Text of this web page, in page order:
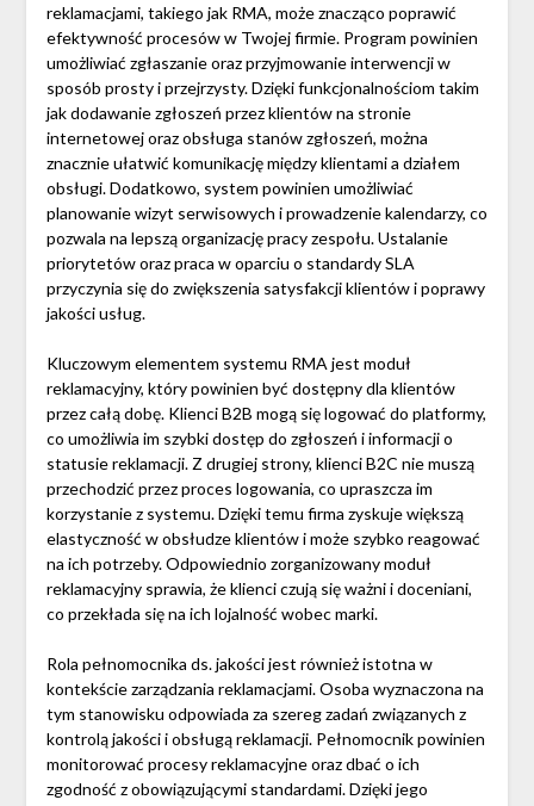
reklamacjami, takiego jak RMA, może znacząco poprawić
efektywność procesów w Twojej firmie. Program powinien
umożliwiać zgłaszanie oraz przyjmowanie interwencji w
sposób prosty i przejrzysty. Dzięki funkcjonalnościom takim
jak dodawanie zgłoszeń przez klientów na stronie
internetowej oraz obsługa stanów zgłoszeń, można
znacznie ułatwić komunikację między klientami a działem
obsługi. Dodatkowo, system powinien umożliwiać
planowanie wizyt serwisowych i prowadzenie kalendarzy, co
pozwala na lepszą organizację pracy zespołu. Ustalanie
priorytetów oraz praca w oparciu o standardy SLA
przyczynia się do zwiększenia satysfakcji klientów i poprawy
jakości usług.
Kluczowym elementem systemu RMA jest moduł
reklamacyjny, który powinien być dostępny dla klientów
przez całą dobę. Klienci B2B mogą się logować do platformy,
co umożliwia im szybki dostęp do zgłoszeń i informacji o
statusie reklamacji. Z drugiej strony, klienci B2C nie muszą
przechodzić przez proces logowania, co upraszcza im
korzystanie z systemu. Dzięki temu firma zyskuje większą
elastyczność w obsłudze klientów i może szybko reagować
na ich potrzeby. Odpowiednio zorganizowany moduł
reklamacyjny sprawia, że klienci czują się ważni i doceniani,
co przekłada się na ich lojalność wobec marki.
Rola pełnomocnika ds. jakości jest również istotna w
kontekście zarządzania reklamacjami. Osoba wyznaczona na
tym stanowisku odpowiada za szereg zadań związanych z
kontrolą jakości i obsługą reklamacji. Pełnomocnik powinien
monitorować procesy reklamacyjne oraz dbać o ich
zgodność z obowiązującymi standardami. Dzięki jego